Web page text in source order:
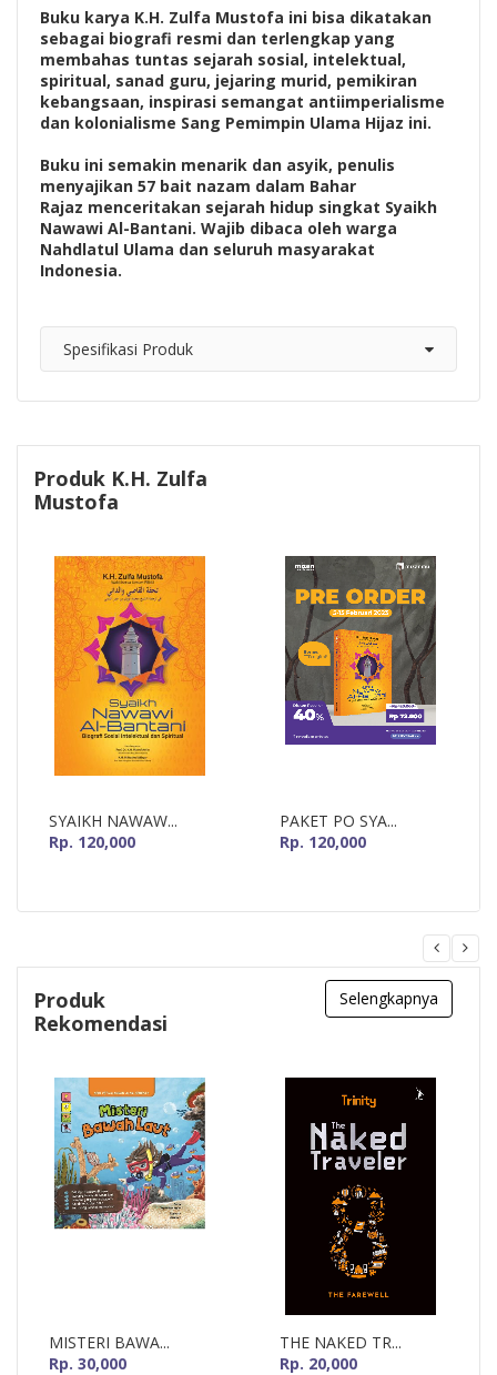
Buku karya K.H. Zulfa Mustofa ini bisa dikatakan
sebagai biografi resmi dan terlengkap yang
membahas tuntas sejarah sosial, intelektual,
spiritual, sanad guru, jejaring murid, pemikiran
kebangsaan, inspirasi semangat antiimperialisme
dan kolonialisme Sang Pemimpin Ulama Hijaz ini.
Buku ini semakin menarik dan asyik, penulis
menyajikan 57 bait nazam dalam Bahar
Rajaz menceritakan sejarah hidup singkat Syaikh
Nawawi Al-Bantani. Wajib dibaca oleh warga
Nahdlatul Ulama dan seluruh masyarakat
Indonesia.
Spesifikasi Produk
Produk K.H. Zulfa
Mustofa
SYAIKH NAWAW...
Rp. 120,000
PAKET PO SYA...
Rp. 120,000
Produk
Rekomendasi
Selengkapnya
MISTERI BAWA...
Rp. 30,000
THE NAKED TR...
Rp. 20,000